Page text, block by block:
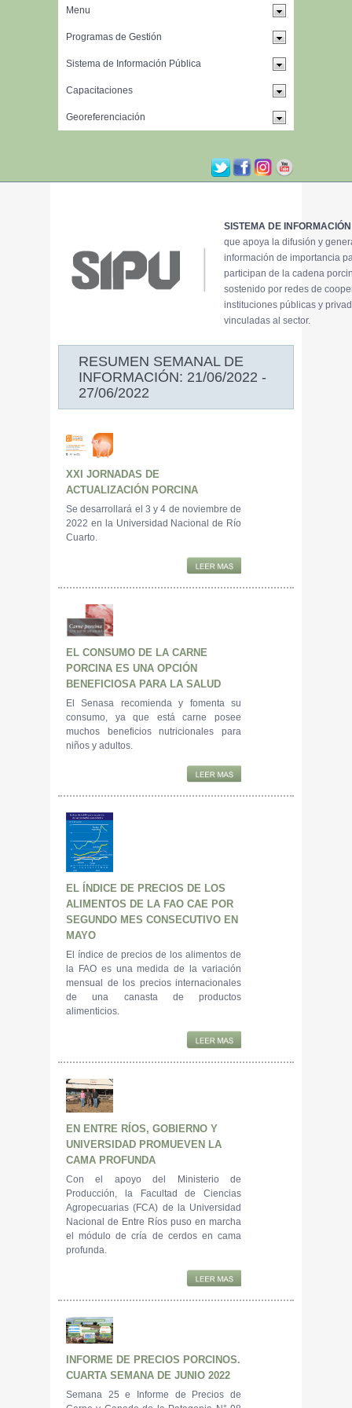
SISTEMA DE
que apoya la difusión y
información de importancia
participan de la cadena
sostenido por redes de
instituciones públicas y
vinculadas al sector.
RESUMEN SEMANAL DE
INFORMACIÓN: 21/06/2022 -
27/06/2022
XXI JORNADAS DE
ACTUALIZACIÓN PORCINA
Se desarrollará el 3 y 4 de noviembre de
2022 en la Universidad Nacional de Río
Cuarto.
EL CONSUMO DE LA CARNE
PORCINA ES UNA OPCIÓN
BENEFICIOSA PARA LA SALUD
El Senasa recomienda y fomenta su
consumo, ya que está carne posee
muchos beneficios nutricionales para
niños y adultos.
EL ÍNDICE DE PRECIOS DE LOS
ALIMENTOS DE LA FAO CAE POR
SEGUNDO MES CONSECUTIVO EN
MAYO
El índice de precios de los alimentos de
la FAO es una medida de la variación
mensual de los precios internacionales
de una canasta de productos
alimenticios.
EN ENTRE RÍOS, GOBIERNO Y
UNIVERSIDAD PROMUEVEN LA
CAMA PROFUNDA
Con el apoyo del Ministerio de
Producción, la Facultad de Ciencias
Agropecuarias (FCA) de la Universidad
Nacional de Entre Ríos puso en marcha
el módulo de cría de cerdos en cama
profunda.
INFORME DE PRECIOS PORCINOS.
CUARTA SEMANA DE JUNIO 2022
Semana 25 e Informe de Precios de